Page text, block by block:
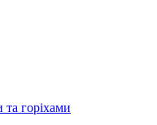
та горіхами